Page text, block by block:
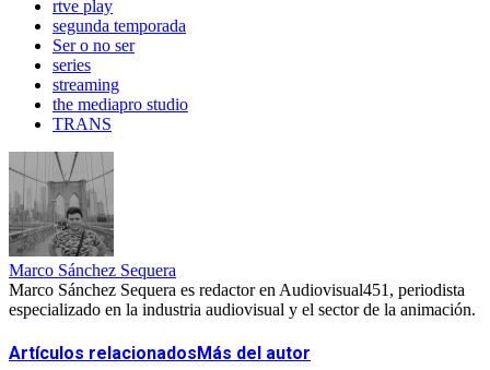
rtve play
segunda temporada
Ser o no ser
series
streaming
the mediapro studio
TRANS
Marco Sánchez Sequera
Marco Sánchez Sequera es redactor en Audiovisual451, periodista
especializado en la industria audiovisual y el sector de la animación.
Artículos relacionadosMás del autor